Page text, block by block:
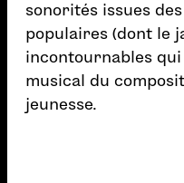
sonorités issues
populaires (dont le
incontournables
musical du
jeunesse.